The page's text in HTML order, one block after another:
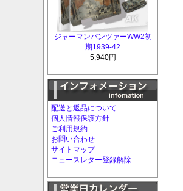
ジャーマンパンツァーWW2初
期1939-42
5,940円
配送と返品について
個人情報保護方針
ご利用規約
お問い合わせ
サイトマップ
ニュースレター登録解除